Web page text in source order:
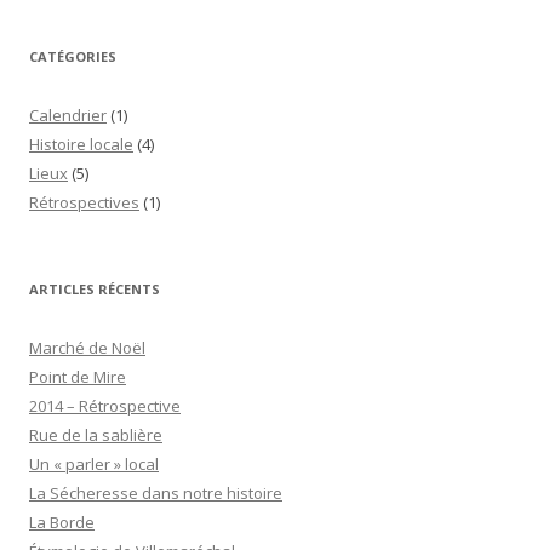
CATÉGORIES
Calendrier (1)
Histoire locale (4)
Lieux (5)
Rétrospectives (1)
ARTICLES RÉCENTS
Marché de Noël
Point de Mire
2014 – Rétrospective
Rue de la sablière
Un « parler » local
La Sécheresse dans notre histoire
La Borde